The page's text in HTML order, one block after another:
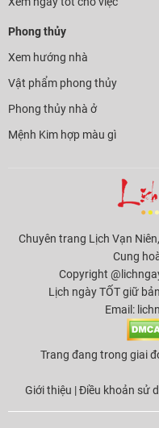
Phong thủy
Xem hướng nhà
Vật phẩm phong thủy
Phong thủy nhà ở
Mệnh Kim hợp màu gì
Chuyên trang Lịch Vạn
Cung
Copyright
Lịch ngày TỐT giữ
Email:
Trang đang trong giai
Giới thiệu |Điều khoản sử